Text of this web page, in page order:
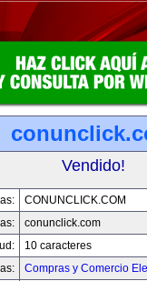
Vendido!
CONUNCLICK.COM
conunclick.com
10 caracteres
Compras y Comercio